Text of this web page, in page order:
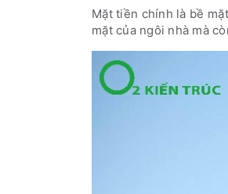
Mặt tiền chính là bề
mặt của ngôi nhà mà